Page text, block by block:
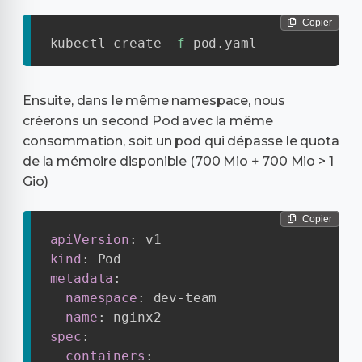
Copier
kubectl create -f pod.yaml
Ensuite, dans le même namespace, nous
créerons un second Pod avec la même
consommation, soit un pod qui dépasse le quota
de la mémoire disponible (700 Mio + 700 Mio > 1
Gio)
Copier
apiVersion :
kind :
metadata :
namespace : dev- team
name :
spec :
containers :